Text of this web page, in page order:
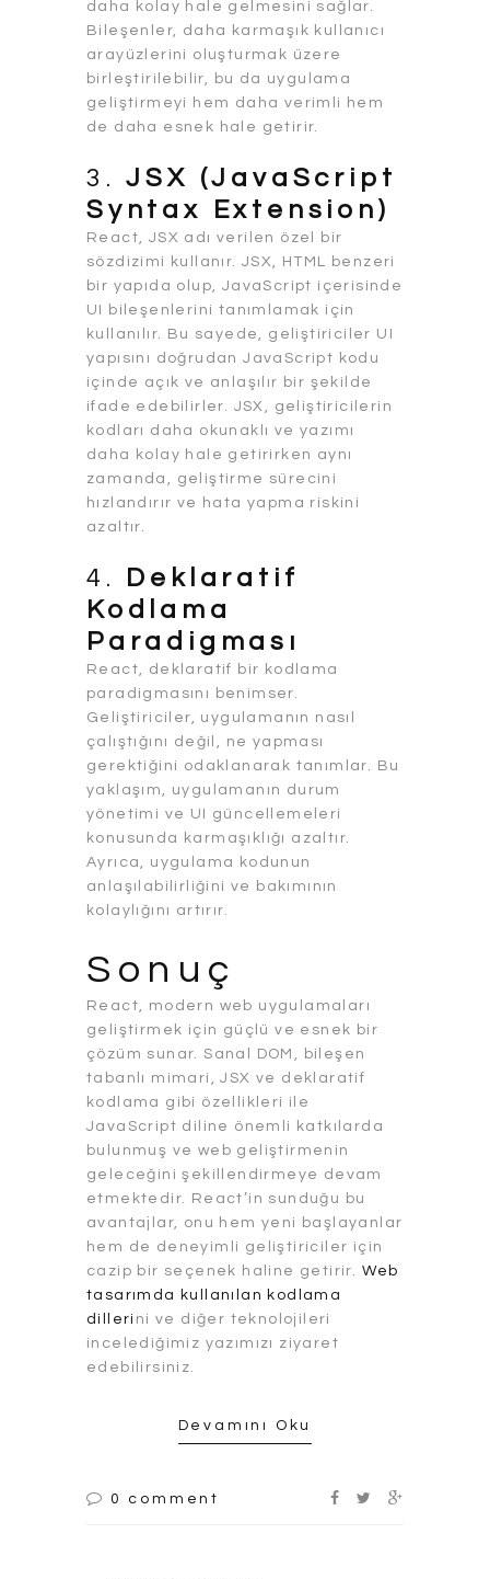
daha kolay hale gelmesini sağlar.
Bileşenler, daha karmaşık kullanıcı
arayüzlerini oluşturmak üzere
birleştirilebilir, bu da uygulama
geliştirmeyi hem daha verimli hem
de daha esnek hale getirir.
3.JSX (JavaScript
Syntax Extension)
React, JSX adı verilen özel bir
sözdizimi kullanır. JSX, HTML benzeri
bir yapıda olup, JavaScript içerisinde
UI bileşenlerini tanımlamak için
kullanılır. Bu sayede, geliştiriciler UI
yapısını doğrudan JavaScript kodu
içinde açık ve anlaşılır bir şekilde
ifade edebilirler. JSX, geliştiricilerin
kodları daha okunaklı ve yazımı
daha kolay hale getirirken aynı
zamanda, geliştirme sürecini
hızlandırır ve hata yapma riskini
azaltır.
4.
Deklaratif
Kodlama
Paradigması
React, deklaratif bir kodlama
paradigmasını benimser.
Geliştiriciler, uygulamanın nasıl
çalıştığını değil, ne yapması
gerektiğini odaklanarak tanımlar. Bu
yaklaşım, uygulamanın durum
yönetimi ve UI güncellemeleri
konusunda karmaşıklığı azaltır.
Ayrıca, uygulama kodunun
anlaşılabilirliğini ve bakımının
kolaylığını artırır.
Sonuç
React, modern web uygulamaları
geliştirmek için güçlü ve esnek bir
çözüm sunar. Sanal DOM, bileşen
tabanlı mimari, JSX ve deklaratif
kodlama gibi özellikleri ile
JavaScript diline önemli katkılarda
bulunmuş ve web geliştirmenin
geleceğini şekillendirmeye devam
etmektedir. React’in sunduğu bu
avantajlar, onu hem yeni başlayanlar
hem de deneyimli geliştiriciler için
cazip bir seçenek haline getirir. Web
tasarımda kullanılan kodlama
dilleri ni ve diğer teknolojileri
incelediğimiz yazımızı ziyaret
edebilirsiniz.
Devamını Oku
0 comment